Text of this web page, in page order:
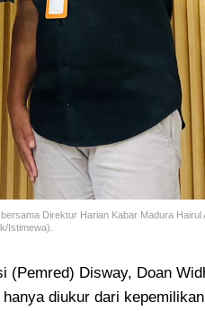
Direktur Harian Kabar Madura
Istimewa).
(Pemred) Disway, Doan
diukur dari